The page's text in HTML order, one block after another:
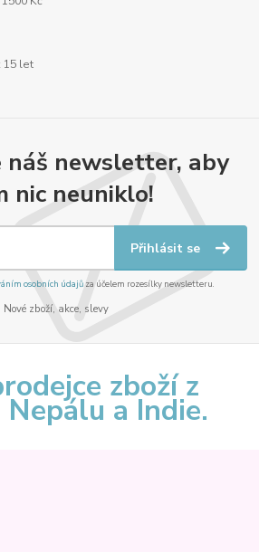
15 let
náš newsletter, aby
nic neuniklo!
Přihlásit se
osobních údajůza účelem rozesílky newsletteru.
Nové zboží, akce, slevy
zboží z
a Indie.